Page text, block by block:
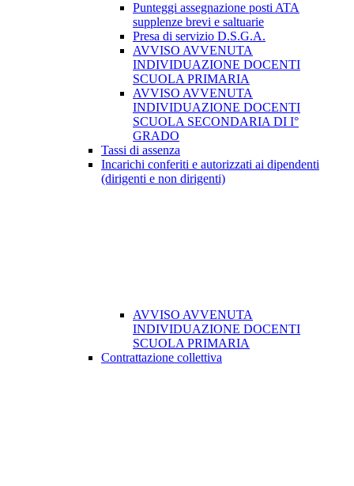
Punteggi assegnazione posti ATA
supplenze brevi e saltuarie
Presa di servizio D.S.G.A.
AVVISO AVVENUTA
INDIVIDUAZIONE DOCENTI
SCUOLA PRIMARIA
AVVISO AVVENUTA
INDIVIDUAZIONE DOCENTI
SCUOLA SECONDARIA DI I°
GRADO
Tassi di assenza
Incarichi conferiti e autorizzati ai dipendenti
(dirigenti e non dirigenti)
AVVISO AVVENUTA
INDIVIDUAZIONE DOCENTI
SCUOLA PRIMARIA
Contrattazione collettiva